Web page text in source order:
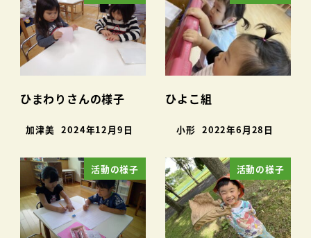
ひまわりさんの様子
加津美 2024年12月9日
ひよこ組
小形 2022年6月28日
活動の様子 活動の様子